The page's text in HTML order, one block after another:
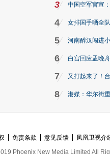
3 中国空军官宣
4 女排国手晒全
5 河南醉汉闯进
6 白宫回应孟晚
7 又打起来了！
8 港媒：华尔街
免责条款 意见反馈 凤凰卫视介
Phoenix New Media Limited All